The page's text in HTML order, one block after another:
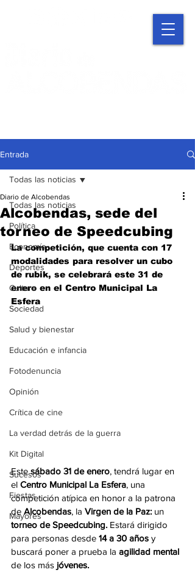
Entrada
Todas las noticias
Política
Economía
Deportes
Cultura
Sociedad
Salud y bienestar
Educación e infancia
Fotodenuncia
Opinión
Crítica de cine
La verdad detrás de la guerra
Kit Digital
Sucesos
Fiestas
Mayores
Todas las noticias
Alcobendas, sede del
torneo de Speedcubing
Diario de Alcobendas
La competición, que cuenta con 17
modalidades para resolver un cubo
de rubik, se celebrará este 31 de
enero en el Centro Municipal La
Esfera
Este sábado 31 de enero, tendrá lugar en
el Centro Municipal La Esfera, una
competición atípica en honor a la patrona
de Alcobendas, la Virgen de la Paz: un
torneo de Speedcubing. Estará dirigido
para personas desde 14 a 30 años y
buscará poner a prueba la agilidad mental
de los más jóvenes.